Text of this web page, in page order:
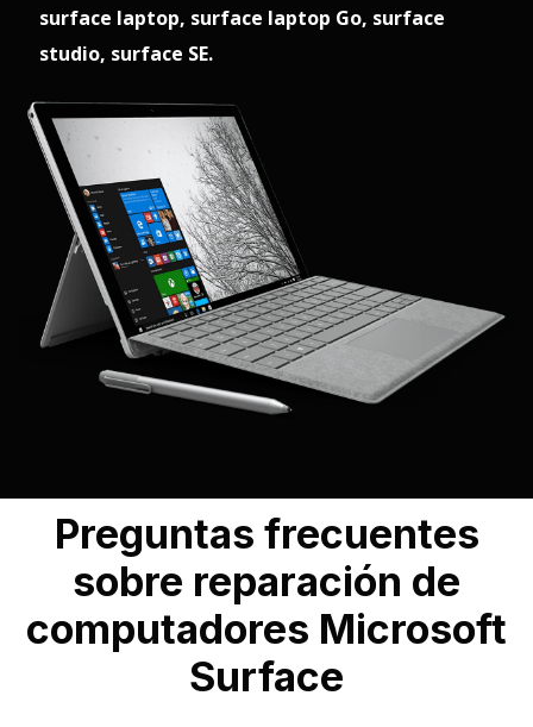
surface laptop, surface laptop Go, surface
studio, surface SE.
Preguntas frecuentes
sobre reparación de
computadores Microsoft
Surface